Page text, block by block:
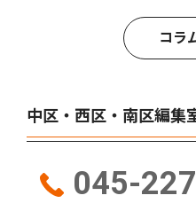
コラ
中区・西区・南区編集
045-